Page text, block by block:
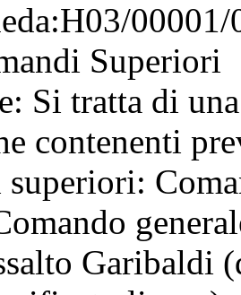
H03/00001/
Superiori
Si tratta di
contenenti
superiori:
Garibaldi